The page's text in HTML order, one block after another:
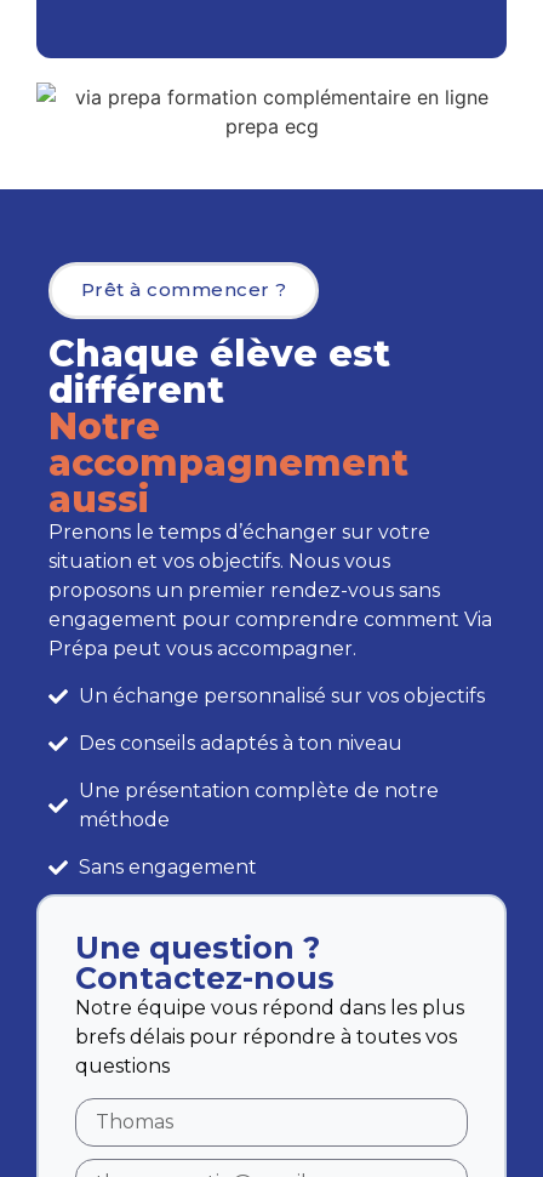
Chaque élève est
différent
Notre
accompagnement
aussi
Prêt à commencer ?
Prenons le temps d’échanger sur votre
situation et vos objectifs. Nous vous
proposons un premier rendez-vous sans
engagement pour comprendre comment Via
Prépa peut vous accompagner.
Un échange personnalisé sur vos objectifs
Des conseils adaptés à ton niveau
Une présentation complète de notre
méthode
Sans engagement
Une question ?
Contactez-nous
Notre équipe vous répond dans les plus
brefs délais pour répondre à toutes vos
questions